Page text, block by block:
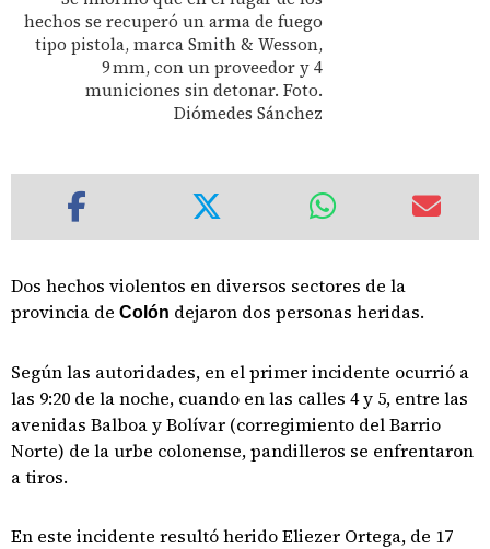
hechos se recuperó un arma de fuego
tipo pistola, marca Smith & Wesson,
9 mm, con un proveedor y 4
municiones sin detonar. Foto.
Diómedes Sánchez
Dos hechos violentos en diversos sectores de la
provincia de Colón dejaron dos personas heridas.
Según las autoridades, en el primer incidente ocurrió a
las 9:20 de la noche, cuando en las calles 4 y 5, entre las
avenidas Balboa y Bolívar (corregimiento del Barrio
Norte) de la urbe colonense, pandilleros se enfrentaron
a tiros.
En este incidente resultó herido Eliezer Ortega, de 17